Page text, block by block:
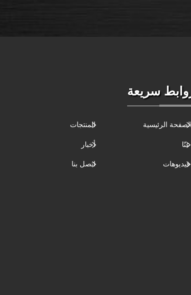
سريعة
الصفحة الرئيسية المنتجات
عنّا أخبار
فيديوهات اتصل بنا